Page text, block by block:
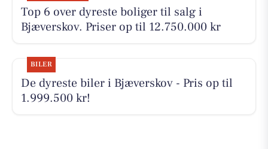
Top 6 over dyreste boliger til salg i
Bjæverskov. Priser op til 12.750.000 kr
BILER
De dyreste biler i Bjæverskov - Pris op til
1.999.500 kr!